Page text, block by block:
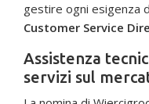
gestire ogni esigenza
Customer Service
Assistenza
servizi sul